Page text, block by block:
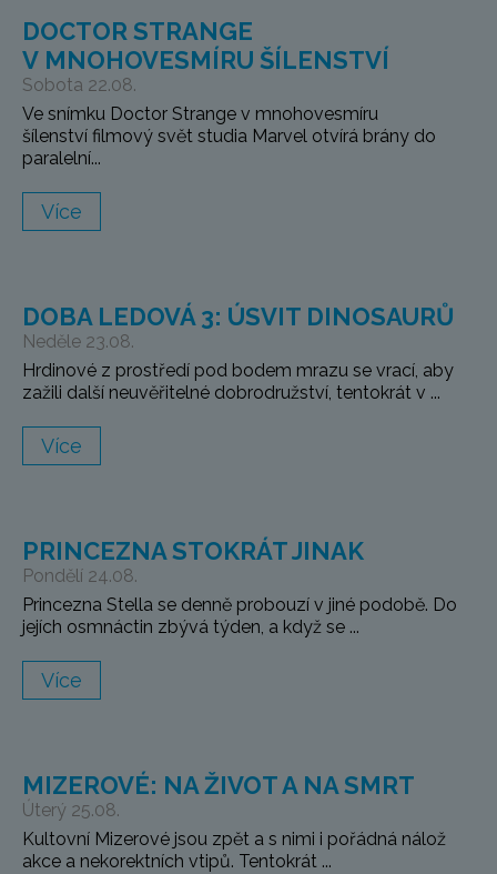
DOCTOR STRANGE
V MNOHOVESMÍRU ŠÍLENSTVÍ
Sobota 22.08.
Ve snímku Doctor Strange v mnohovesmíru
šílenství filmový svět studia Marvel otvírá brány do
paralelní...
Více
DOBA LEDOVÁ 3: ÚSVIT DINOSAURŮ
Neděle 23.08.
Hrdinové z prostředí pod bodem mrazu se vrací, aby
zažili další neuvěřitelné dobrodružství, tentokrát v ...
Více
PRINCEZNA STOKRÁT JINAK
Pondělí 24.08.
Princezna Stella se denně probouzí v jiné podobě. Do
jejích osmnáctin zbývá týden, a když se ...
Více
MIZEROVÉ: NA ŽIVOT A NA SMRT
Úterý 25.08.
Kultovní Mizerové jsou zpět a s nimi i pořádná nálož
akce a nekorektních vtipů. Tentokrát ...